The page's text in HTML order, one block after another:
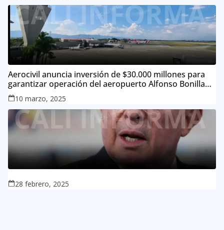
Aerocivil anuncia inversión de $30.000 millones para
garantizar operación del aeropuerto Alfonso Bonilla
Aragón
10 marzo, 2025
28 febrero, 2025